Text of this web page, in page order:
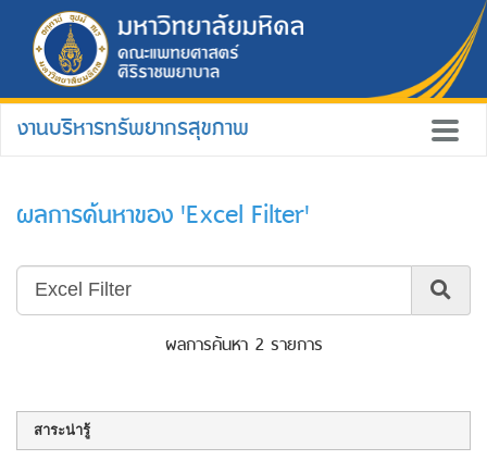
งานบริหารทรัพยากรสุขภาพ
ผลการค้นหาของ 'Excel Filter'
ผลการค้นหา 2 รายการ
สาระน่ารู้